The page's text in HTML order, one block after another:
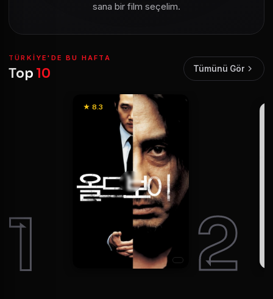
sana bir film seçelim.
TÜRKIYE'DE BU HAFTA
Top 10 Tümünü Gör
1
★ 8.3
2